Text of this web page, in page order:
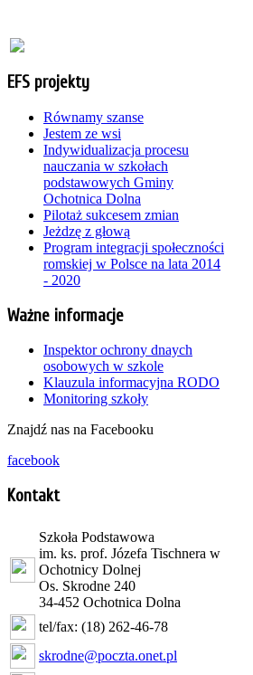
EFS projekty
Równamy szanse
Jestem ze wsi
Indywidualizacja procesu
nauczania w szkołach
podstawowych Gminy
Ochotnica Dolna
Pilotaż sukcesem zmian
Jeżdzę z głową
Program integracji społeczności
romskiej w Polsce na lata 2014
- 2020
Ważne informacje
Inspektor ochrony dnaych
osobowych w szkole
Klauzula informacyjna RODO
Monitoring szkoły
Znajdź nas na Facebooku
facebook
Kontakt
Szkoła Podstawowa
im. ks. prof. Józefa Tischnera w
Ochotnicy Dolnej
Os. Skrodne 240
34-452 Ochotnica Dolna
tel/fax: (18) 262-46-78
skrodne@poczta.onet.pl